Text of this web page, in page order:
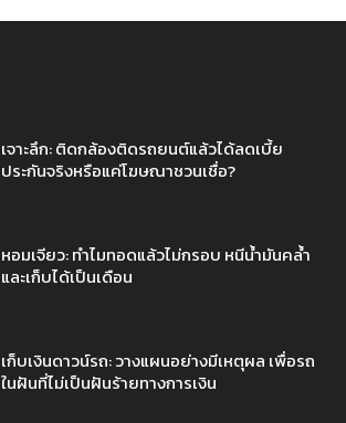
เจาะลึก: ติดกล้องติดรถยนต์แล้วได้ลดเบี้ย
ประกันจริงหรือแค่โฆษณาชวนเชื่อ?
หอมเจียว: ทำไมทอดแล้วไม่กรอบ หนีน้ำมันคล้ำ
และเก็บได้เป็นเดือน
เก็บเงินดาวน์รถ: วางแผนอย่างมีเหตุผล เพื่อรถ
ในฝันที่ไม่เป็นฝันร้ายทางการเงิน